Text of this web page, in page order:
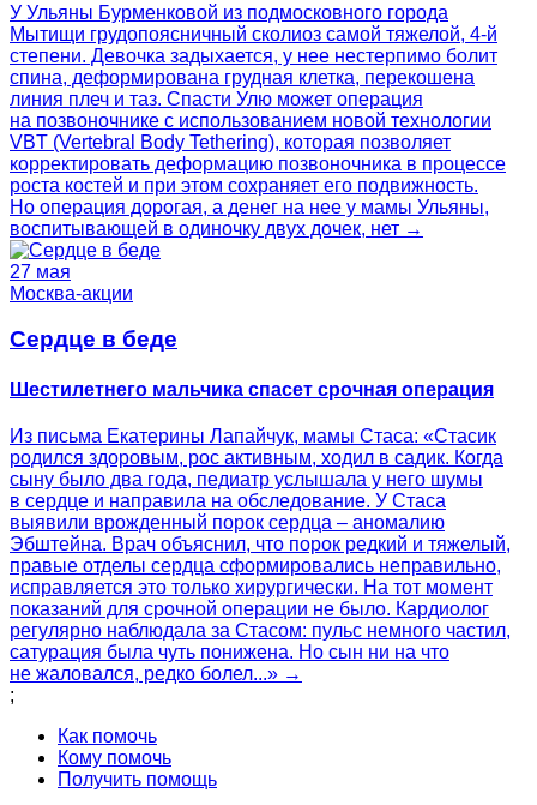
У Ульяны Бурменковой из подмосковного города
Мытищи грудопоясничный сколиоз самой тяжелой, 4-й
степени. Девочка задыхается, у нее нестерпимо болит
спина, деформирована грудная клетка, перекошена
линия плеч и таз. Спасти Улю может операция
на позвоночнике с использованием новой технологии
VBT (Vertebral Body Tethering), которая позволяет
корректировать деформацию позвоночника в процессе
роста костей и при этом сохраняет его подвижность.
Но операция дорогая, а денег на нее у мамы Ульяны,
воспитывающей в одиночку двух дочек, нет →
27 мая
Москва-акции
Сердце в беде
Шестилетнего мальчика спасет срочная операция
Из письма Екатерины Лапайчук, мамы Стаса: «Стасик
родился здоровым, рос активным, ходил в садик. Когда
сыну было два года, педиатр услышала у него шумы
в сердце и направила на обследование. У Стаса
выявили врожденный порок сердца – аномалию
Эбштейна. Врач объяснил, что порок редкий и тяжелый,
правые отделы сердца сформировались неправильно,
исправляется это только хирургически. На тот момент
показаний для срочной операции не было. Кардиолог
регулярно наблюдала за Стасом: пульс немного частил,
сатурация была чуть понижена. Но сын ни на что
не жаловался, редко болел...» →
;
Как помочь
Кому помочь
Получить помощь